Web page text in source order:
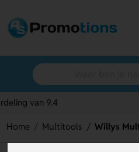
Home Multitools Willys